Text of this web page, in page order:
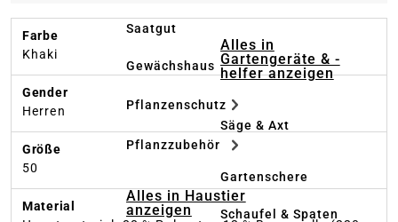
Saatgut
Gewächshaus
Pflanzenschutz
Pflanzzubehör
Alles in Haustier
anzeigen
Alles in
Gartengeräte & -
helfer anzeigen
Säge & Axt
Gartenschere
Schaufel & Spaten
Farbe
Khaki
Gender
Herren
Größe
50
Material